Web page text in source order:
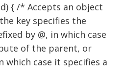
{ /* Accepts an object
key specifies the
by @, in which case
of the parent, or
which case it specifies a